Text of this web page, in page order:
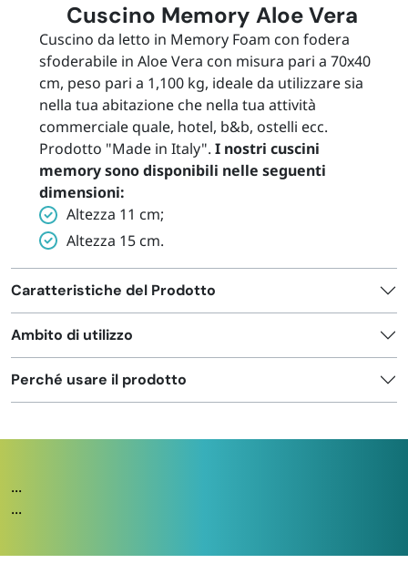
Cuscino Memory Aloe Vera
Cuscino da letto in Memory Foam con fodera
sfoderabile in Aloe Vera con misura pari a 70x40
cm, peso pari a 1,100 kg, ideale da utilizzare sia
nella tua abitazione che nella tua attività
commerciale quale, hotel, b&b, ostelli ecc.
Prodotto "Made in Italy". I nostri cuscini
memory sono disponibili nelle seguenti
dimensioni:
Altezza 11 cm;
Altezza 15 cm.
Caratteristiche del Prodotto
Ambito di utilizzo
Perché usare il prodotto
...
...